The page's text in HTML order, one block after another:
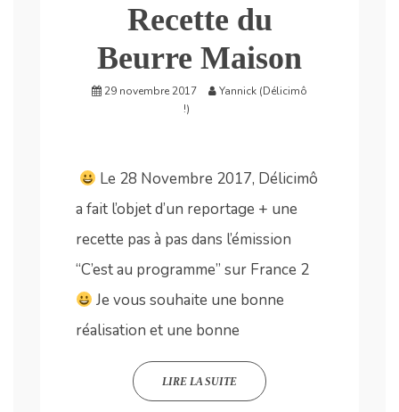
Recette du
Beurre Maison
29 novembre 2017
Yannick (Délicimô
!)
Le 28 Novembre 2017, Délicimô
a fait l’objet d’un reportage + une
recette pas à pas dans l’émission
“C’est au programme” sur France 2
Je vous souhaite une bonne
réalisation et une bonne
LIRE LA SUITE